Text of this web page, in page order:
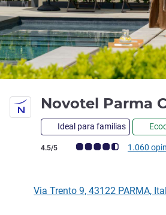
Novotel Parma
Ideal para familias
Nota de clientes de Avis (Clasificación
4.5/5 1.060
Via Trento 9, 43122 PARMA,